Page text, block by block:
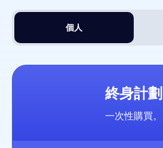
個人
終身計劃
一次性購買。